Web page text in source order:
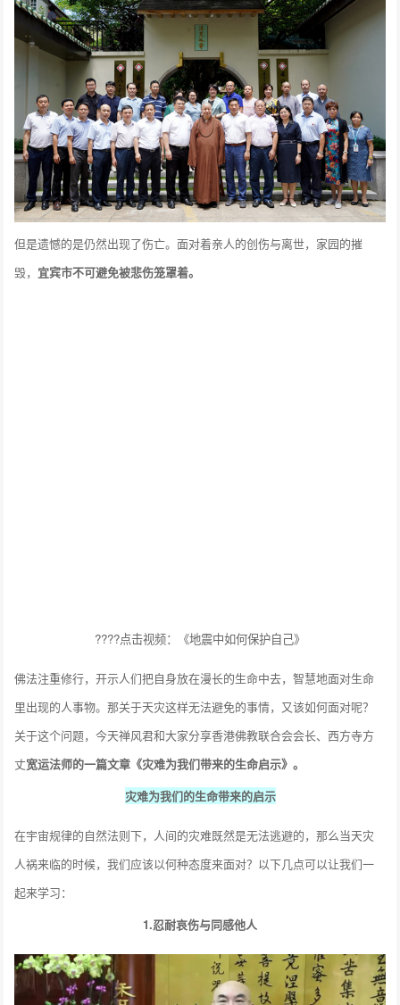
但是遗憾的是仍然出现了伤亡。面对着亲人的创伤与离世，家园的摧
毁， 宜宾市不可避免被悲伤笼罩着。
????点击视频：《地震中如何保护自己》
佛法注重修行，开示人们把自身放在漫长的生命中去，智慧地面对生命
里出现的人事物。那关于天灾这样无法避免的事情，又该如何面对呢？
关于这个问题，今天禅风君和大家分享香港佛教联合会会长、西方寺方
丈宽运法师的一篇文章《灾难为我们带来的生命启示》。
灾难为我们的生命带来的启示
在宇宙规律的自然法则下，人间的灾难既然是无法逃避的，那么当天灾
人祸来临的时候，我们应该以何种态度来面对？以下几点可以让我们一
起来学习：
1.忍耐哀伤与同感他人